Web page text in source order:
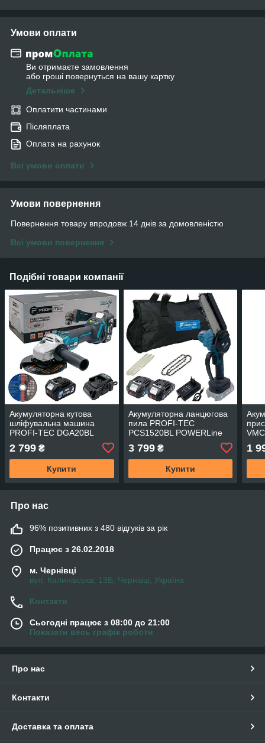
Умови оплати
Ви отримаєте замовлення
або гроші повернуться на вашу картку
Детальніше
Оплатити частинами
Післяплата
Оплата на рахунок
Всі умови оплати
Умови повернення
Повернення товару впродовж 14 днів за домовленістю
Всі умови повернення
Подібні товари компанії
Акумуляторна кутова
шліфувальна машина
PROFI-TEC DGA20BL
POWERLine (1×PT2040MP
(4.0 Аг), зарядний
пристрій)
2 799 ₴
Купити
Акумуляторна ланцюгова
пила PROFI-TEC
PCS1520BL POWERLine
зарядний пристрій)
3 799₴
Купити
1
Про нас
96% позитивних з 480 відгуків за рік
Працює з 26.02.2018
м. Чернівці
вул. Калинівська, 13Б, Чернівці, Україна
Контакти
Сьогодні працює з 08:00 до 21:00
Показати весь графік роботи
Про нас
Контакти
Доставка та оплата